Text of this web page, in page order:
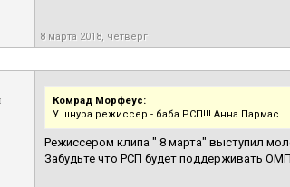
8 марта 2018, четверг
Комрад Морфеус:
У шнура режиссер - баба РСП!!! Анна Пармас.
Режиссером клипа " 8 марта" выступил
Забудьте что РСП будет поддерживать